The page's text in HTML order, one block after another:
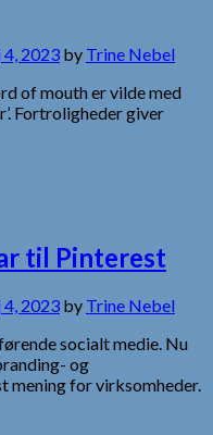
4, 2023 by Trine Nebel
of mouth er vilde med
Fortroligheder giver
til Pinterest
4, 2023 by Trine Nebel
socialt medie. Nu
og
mening for virksomheder.